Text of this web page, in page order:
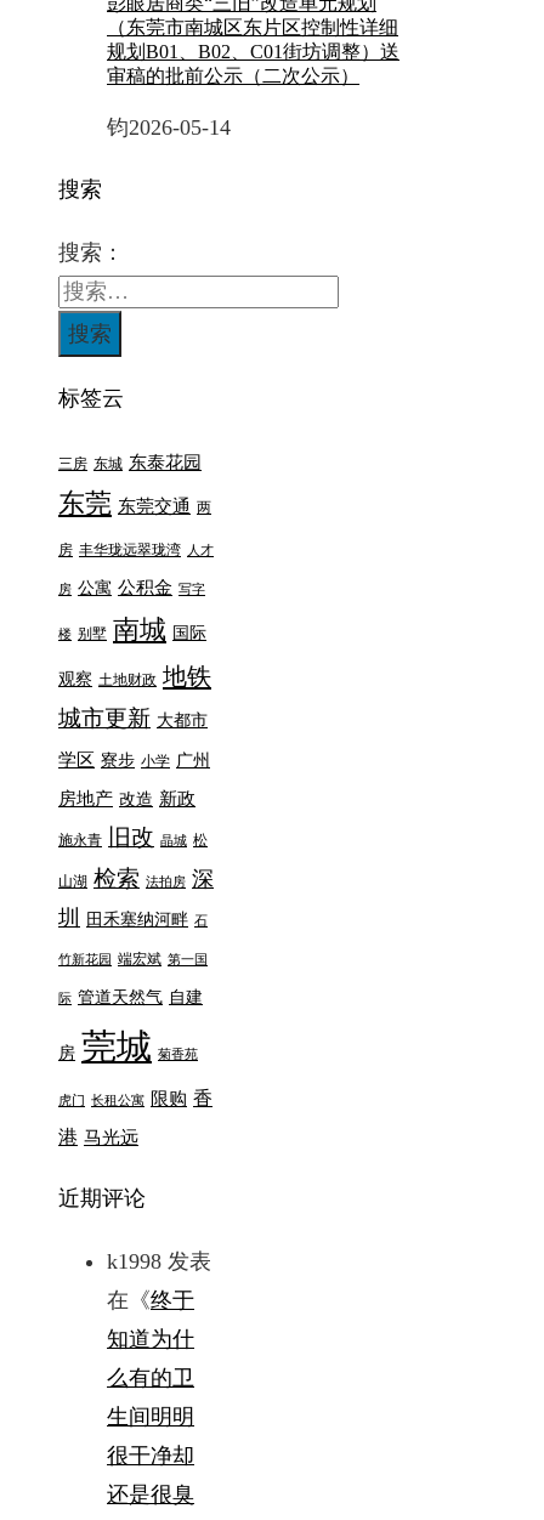
（东莞市南城区东片区控制性详细
规划B01、B02、C01街坊调整）送
审稿的批前公示（二次公示）
钧2026-05-14
搜索
搜索：
标签云
三房 东城 东泰花园
东莞 东莞交通 两
房 丰华珑远翠珑湾 人才
房 公寓 公积金 写字
楼 别墅 南城 国际
观察 土地财政 地铁
城市更新 大都市
学区 寮步 小学 广州
房地产 改造 新政
施永青 旧改 晶城 松
山湖 检索 法拍房 深
圳
田禾塞纳河畔 石
竹新花园 端宏斌 第一国
际 管道天然气 自建
房 莞城 菊香苑
虎门 长租公寓 限购 香
港 马光远
近期评论
k1998 发表
在《终于
知道为什
么有的卫
生间明明
很干净却
还是很臭